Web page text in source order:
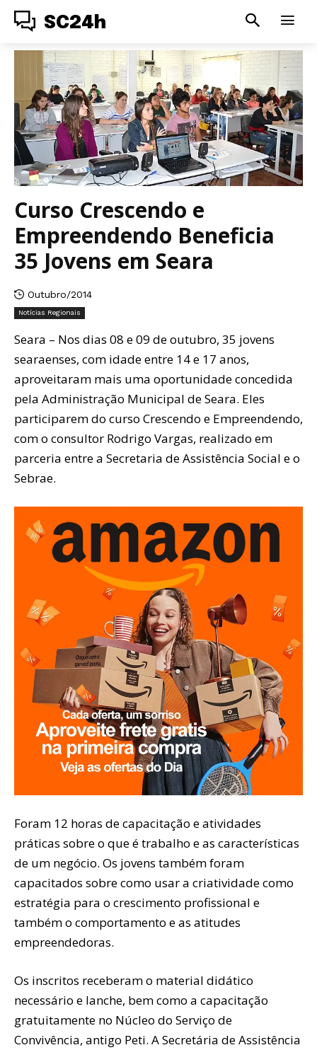
SC24h
Curso Crescendo e
Empreendendo Beneficia
35 Jovens em Seara
Outubro/2014
Notícias Regionais
Seara – Nos dias 08 e 09 de outubro, 35 jovens
searaenses, com idade entre 14 e 17 anos,
aproveitaram mais uma oportunidade concedida
pela Administração Municipal de Seara. Eles
participarem do curso Crescendo e Empreendendo,
com o consultor Rodrigo Vargas, realizado em
parceria entre a Secretaria de Assistência Social e o
Sebrae.
Foram 12 horas de capacitação e atividades
práticas sobre o que é trabalho e as características
de um negócio. Os jovens também foram
capacitados sobre como usar a criatividade como
estratégia para o crescimento profissional e
também o comportamento e as atitudes
empreendedoras.
Os inscritos receberam o material didático
necessário e lanche, bem como a capacitação
gratuitamente no Núcleo do Serviço de
Convivência, antigo Peti. A Secretária de Assistência